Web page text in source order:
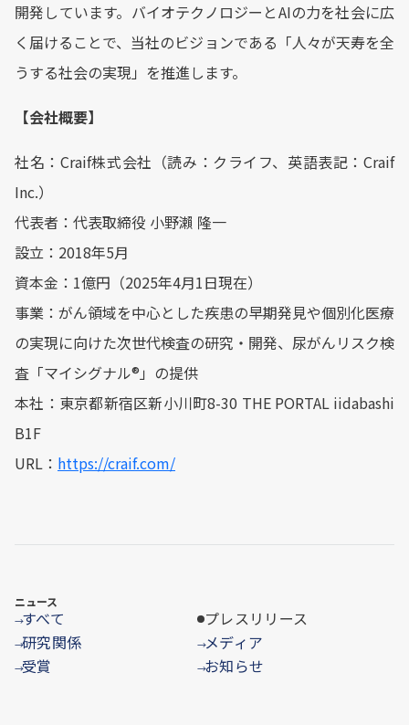
開発しています。バイオテクノロジーとAIの力を社会に広
く届けることで、当社のビジョンである「人々が天寿を全
うする社会の実現」を推進します。
【会社概要】
社名：Craif株式会社（読み：クライフ、英語表記：Craif
Inc.）
代表者：代表取締役 小野瀨 隆一
設立：2018年5月
資本金：1億円（2025年4月1日現在）
事業：がん領域を中心とした疾患の早期発見や個別化医療
の実現に向けた次世代検査の研究・開発、尿がんリスク検
査「マイシグナル®︎」の提供
本社：東京都新宿区新小川町8-30 THE PORTAL iidabashi
B1F
URL： https://craif.com/
ニュース
→すべて プレスリリース
→研究関係 →メディア
→受賞 →お知らせ